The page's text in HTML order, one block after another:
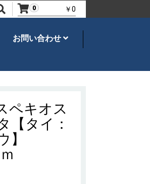
シ・飼育用品のことならネシア
0 ￥0
お問い合わせ
ペキオス
【タイ：
】